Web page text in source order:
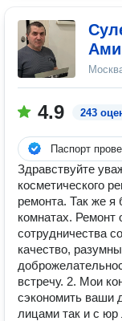
4.9 243
Паспорт
Здравствуйте
косметического
ремонта. Так же я
комнатах.
сотрудничества
качество,
встречу. 2. Мои
сэкономить ваши
лицами так и с юр